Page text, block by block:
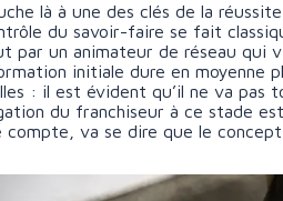
là à une des clés de la
du savoir-faire se fait
par un animateur de réseau qui
initiale dure en moyenne
: il est évident qu’il ne va pas
du franchiseur à ce stade
compte, va se dire que le